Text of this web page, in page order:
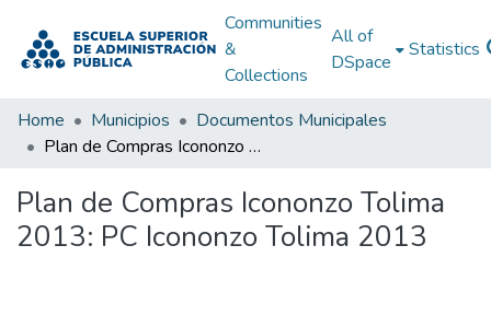
Communities
&
Collections
All of
DSpace
Statistics
Home Municipios
Documentos Municipales
Plan de Compras Icononzo Tolima 2013: PC Icononzo Tolima 2013
Plan de Compras Icononzo Tolima
2013: PC Icononzo Tolima 2013